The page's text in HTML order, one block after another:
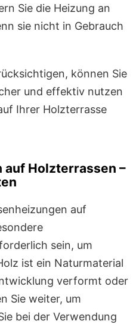
Sie die Heizung an
sie nicht in Gebrauch
können Sie
und effektiv nutzen
Ihrer Holzterrasse
Holzterrassen –
auf
sein, um
ist ein Naturmaterial
verformt oder
Sie weiter, um
bei der Verwendung